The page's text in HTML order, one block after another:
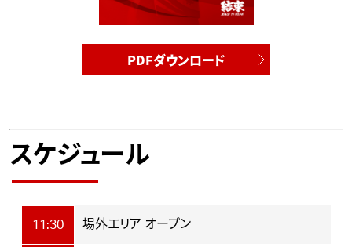
PDFダウンロード
スケジュール
11:30 場外エリア オープン